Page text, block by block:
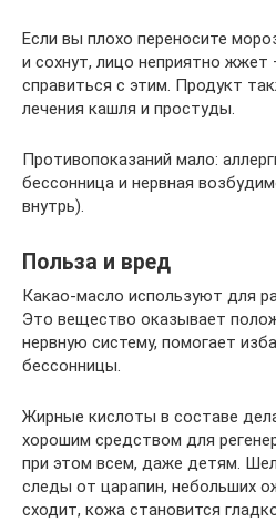
Если вы плохо переносите
и сохнут, лицо неприятно
справиться с этим. Продукт
лечения кашля и простуды.
Противопоказаний мало:
бессонница и нервная
внутрь).
Польза и вред
Какао-масло используют для
Это вещество оказывает
нервную систему, помогает
бессонницы.
Жирные кислоты в составе
хорошим средством для
при этом всем, даже детям.
следы от царапин, небольших
сходит, кожа становится